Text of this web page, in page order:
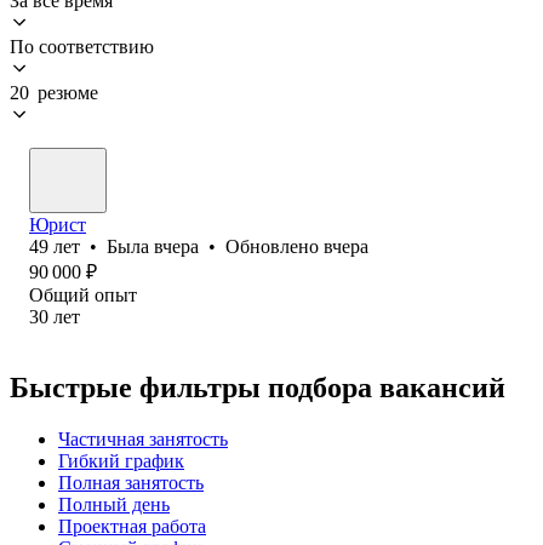
По соответствию
20 резюме
Юрист
49 лет • Была вчера • Обновлено вчера
90 000 ₽
Общий опыт
30 лет
Быстрые фильтры подбора вакансий
Частичная занятость
Гибкий график
Полная занятость
Полный день
Проектная работа